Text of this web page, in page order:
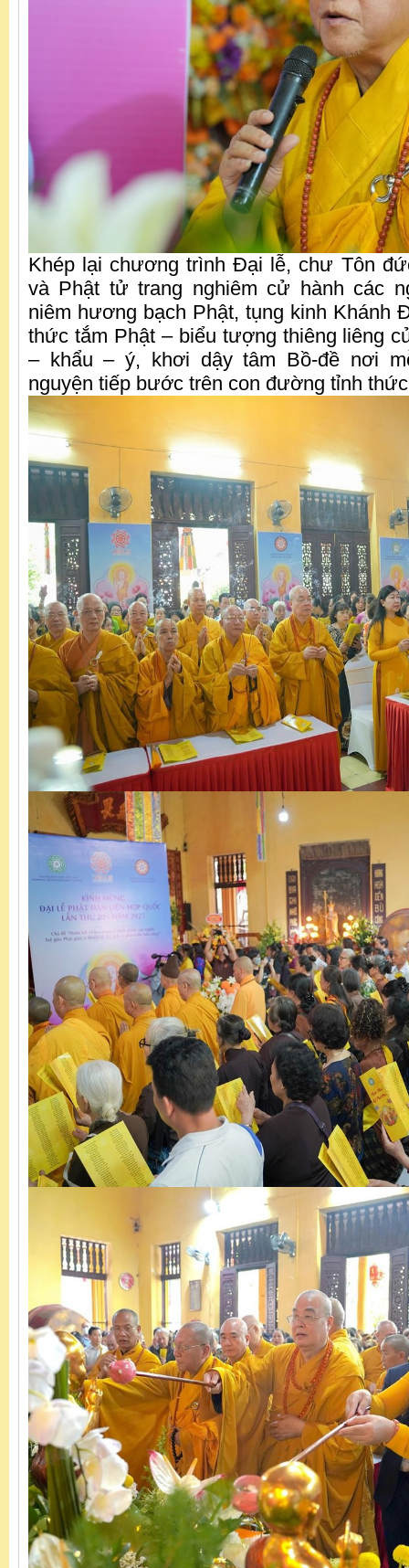
Khép lại chương trình Đại lễ, chư Tôn
và Phật tử trang nghiêm cử hành các
niêm hương bạch Phật, tụng kinh Khánh
thức tắm Phật – biểu tượng thiêng liêng
– khẩu – ý, khơi dậy tâm Bồ-đề nơi
nguyện tiếp bước trên con đường tỉnh